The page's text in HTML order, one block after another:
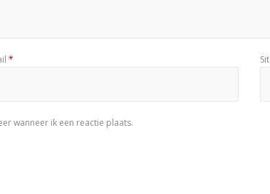
*
wanneer ik een reactie plaats.